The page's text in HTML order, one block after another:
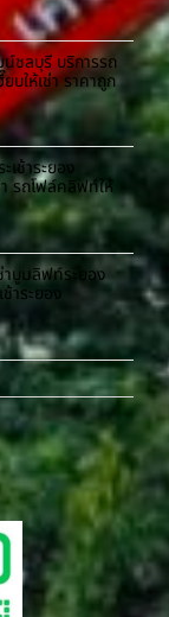
ชลบุรี บริการรถ
บให้เช่า ราคาถูก
เช้าระยอง
รถโฟล์คลิฟท์ให้
าบูมลิฟท์ระยอง
าระยอง